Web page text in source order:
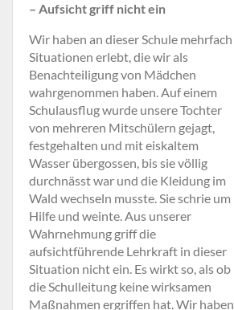
– Aufsicht griff nicht ein
Wir haben an dieser Schule mehrfach
Situationen erlebt, die wir als
Benachteiligung von Mädchen
wahrgenommen haben. Auf einem
Schulausflug wurde unsere Tochter
von mehreren Mitschülern gejagt,
festgehalten und mit eiskaltem
Wasser übergossen, bis sie völlig
durchnässt war und die Kleidung im
Wald wechseln musste. Sie schrie um
Hilfe und weinte. Aus unserer
Wahrnehmung griff die
aufsichtführende Lehrkraft in dieser
Situation nicht ein. Es wirkt so, als ob
die Schulleitung keine wirksamen
Maßnahmen ergriffen hat. Wir haben